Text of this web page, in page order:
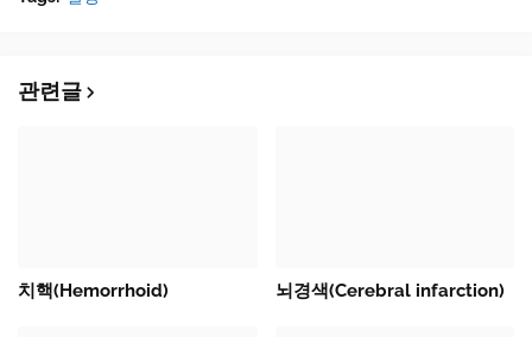
관련글
치핵(Hemorrhoid) 뇌경색(Cerebral infarction)